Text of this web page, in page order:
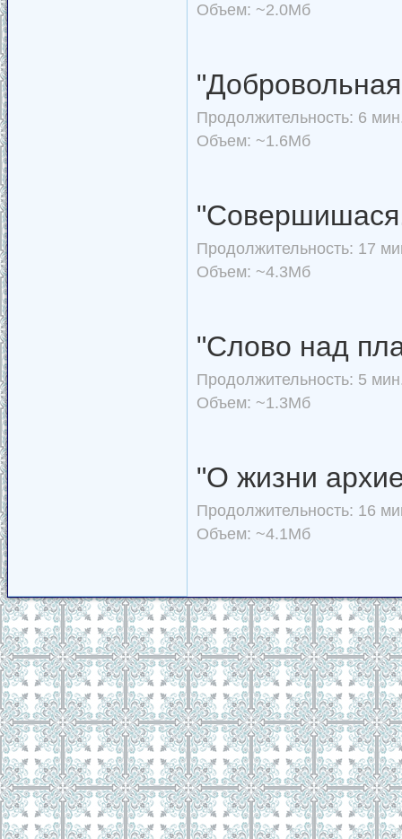
Объем: ~2.0Мб
Продолжительность: 6
Объем: ~1.6Мб
Продолжительность: 17
Объем: ~4.3Мб
"Слово над
Продолжительность: 5
Объем: ~1.3Мб
"О жизни
Продолжительность: 16
Объем: ~4.1Мб